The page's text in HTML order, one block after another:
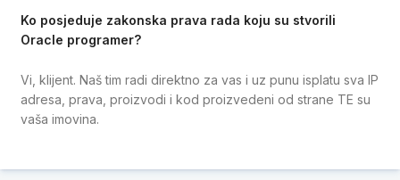
Ko posjeduje zakonska prava rada koju su stvorili
Oracle programer?
Vi, klijent. Naš tim radi direktno za vas i uz punu isplatu sva IP
adresa, prava, proizvodi i kod proizvedeni od strane TE su
vaša imovina.